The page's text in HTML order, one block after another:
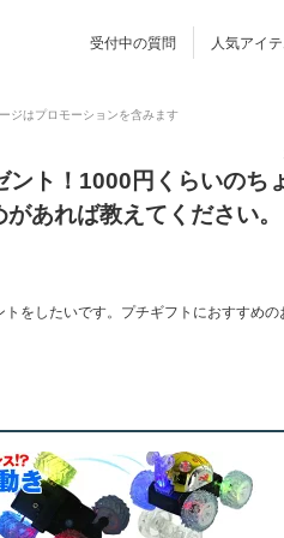
受付中の質問 人気アイ
ジはプロモーションを含みます
ント！1000円くらいのち
あれば教えてください
をしたいです。プチギフトにおすすめ